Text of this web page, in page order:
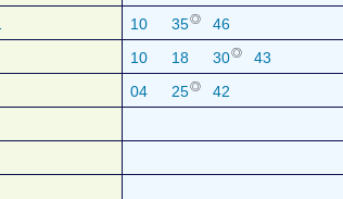
10 35◎ 46
10 18 30◎ 43
04 25◎ 42